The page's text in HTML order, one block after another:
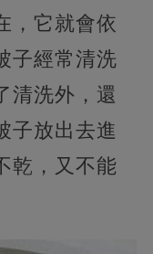
，它就會依
子經常清洗
清洗外，還
子放出去進
乾，又不能